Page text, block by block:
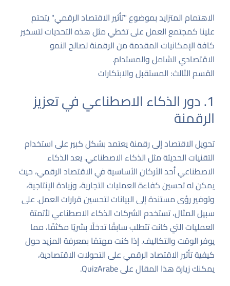
الاهتمام المتزايد بموضوع "تأثير الاقتصاد الرقمي" يتحتم
علينا كمجتمع العمل على تخطي مثل هذه التحديات لتسخير
كافة الإمكانيات المقدمة من الرقمنة لصالح النمو
الاقتصادي الشامل والمستدام.
القسم الثالث: المستقبل والابتكارات
1. دور الذكاء الاصطناعي في تعزيز
الرقمنة
تحويل الاقتصاد إلى رقمنة يعتمد بشكل كبير على استخدام
التقنيات الحديثة مثل الذكاء الاصطناعي. يعد الذكاء
الاصطناعي أحد الأركان الأساسية في الاقتصاد الرقمي، حيث
يمكن له تحسين كفاءة العمليات التجارية، وزيادة الإنتاجية،
وتوفير رؤى مستندة إلى البيانات لتحسين قرارات العمل. على
سبيل المثال، تستخدم الشركات الذكاء الاصطناعي لأتمتة
العمليات التي كانت تتطلب سابقًا تدخلًا بشريًا مكثفًا، مما
يوفر الوقت والتكاليف. إذا كنت مهتمًا بمعرفة المزيد حول
كيفية تأثير الاقتصاد الرقمي على التحولات الاقتصادية،
يمكنك زيارةهذا المقال على QuizArabe .